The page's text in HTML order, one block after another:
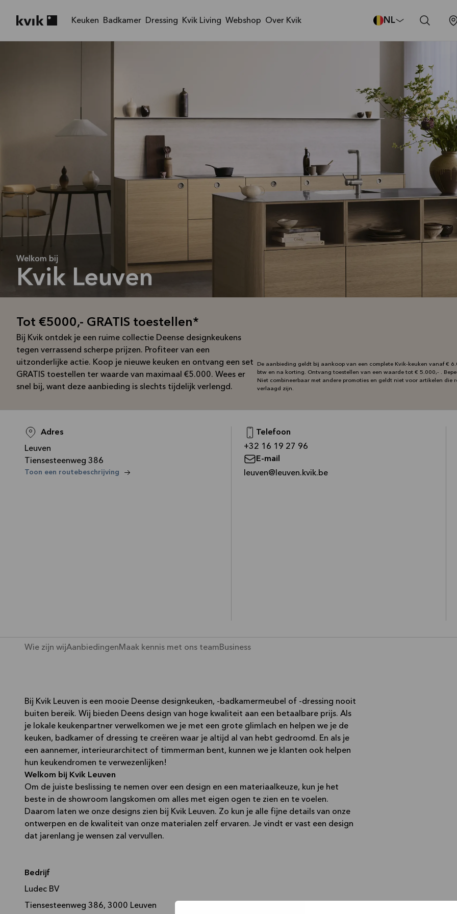
Keuken Badkamer Dressing Kvik Living Webshop Over Kvik NL
Welkom bij
Kvik Leuven
Tot €5000,- GRATIS toestellen*
Bij Kvik ontdek je een ruime collectie Deense designkeukens
tegen verrassend scherpe prijzen. Profiteer van een
uitzonderlijke actie. Koop je nieuwe keuken en ontvang een set
GRATIS toestellen ter waarde van maximaal €5.000. Wees er
snel bij, want deze aanbieding is slechts tijdelijk verlengd.
De aanbieding geldt bij aankoop van een complete Kvik-keuken vanaf €
btw en na korting. Ontvang toestellen van een waarde tot € 5.000,- .
Niet combineerbaar met andere promoties en geldt niet voor artikelen die
verlaagd zijn.
Adres
Leuven
Tiensesteenweg 386
Toon een routebeschrijving
Telefoon
+32 16 19 27 96
E-mail
leuven@leuven.kvik.be
Wie zijn wijAanbiedingen Maak kennis met ons teamBusiness
Bij Kvik Leuven is een mooie Deense designkeuken, -badkamermeubel of -dressing nooit
buiten bereik. Wij bieden Deens design van hoge kwaliteit aan een betaalbare prijs. Als
je lokale keukenpartner verwelkomen we je met een grote glimlach en helpen we je de
keuken, badkamer of dressing te creëren waar je altijd al van hebt gedroomd. En als je
een aannemer, interieurarchitect of timmerman bent, kunnen we je klanten ook helpen
hun keukendromen te verwezenlijken!
Welkom bij Kvik Leuven
Om de juiste beslissing te nemen over een design en een materiaalkeuze, kun je het
beste in de showroom langskomen om alles met eigen ogen te zien en te voelen.
Daarom laten we onze designs zien bij Kvik Leuven. Zo kun je alle fijne details van onze
ontwerpen en de kwaliteit van onze materialen zelf ervaren. Je vindt er vast een design
dat jarenlang je wensen zal vervullen.
Bedrijf
Ludec BV
Tiensesteenweg 386, 3000 Leuven